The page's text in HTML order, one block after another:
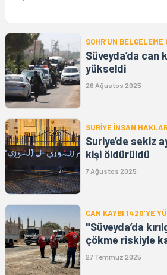
SOHR’UN
Süveyda’da can
yükseldi
26 Ağustos 2025
SURİYE İNSAN
Suriye’de sekiz
kişi öldürüldü
7 Ağustos 2025
CAN KAYBI 1420’YE
"Süveyda’da
çökme riskiyle
27 Temmuz 2025